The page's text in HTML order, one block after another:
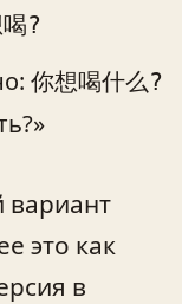
?
你想喝什么?
это как
в